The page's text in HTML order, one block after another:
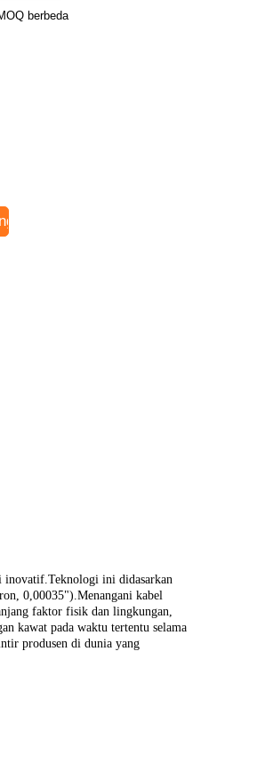
berbeda
inovatif.Teknologi ini didasarkan
0,00035").Menangani kabel
faktor fisik dan lingkungan,
kawat pada waktu tertentu selama
produsen di dunia yang